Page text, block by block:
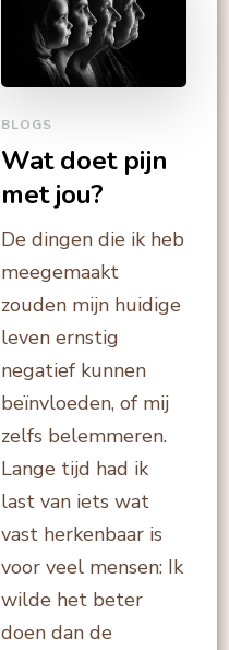
BLOGS
Wat doet pijn
met jou?
De dingen die ik heb
meegemaakt
zouden mijn huidige
leven ernstig
negatief kunnen
beïnvloeden, of mij
zelfs belemmeren.
Lange tijd had ik
last van iets wat
vast herkenbaar is
voor veel mensen: Ik
wilde het beter
doen dan de